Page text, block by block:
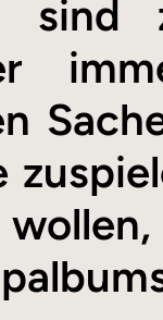
sind